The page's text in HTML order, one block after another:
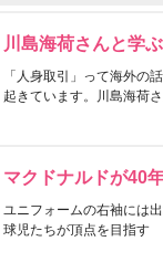
川島海荷さんと学
「人身取引」って海外の
起きています。川島海荷
マクドナルドが40
ユニフォームの右袖には
球児たちが頂点を目指す